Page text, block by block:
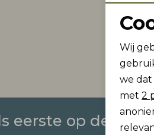
24,95
eerste op de
Wij
we dat
met 2